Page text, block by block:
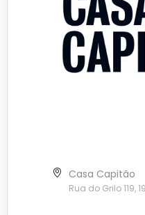
Casa Capitão
Rua do Grilo 119,